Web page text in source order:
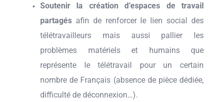
Soutenir la création d’espaces de travail
partagés afin de renforcer le lien social des
télétravailleurs mais aussi pallier les
problèmes matériels et humains que
représente le télétravail pour un certain
nombre de Français (absence de pièce dédiée,
difficulté de déconnexion…).